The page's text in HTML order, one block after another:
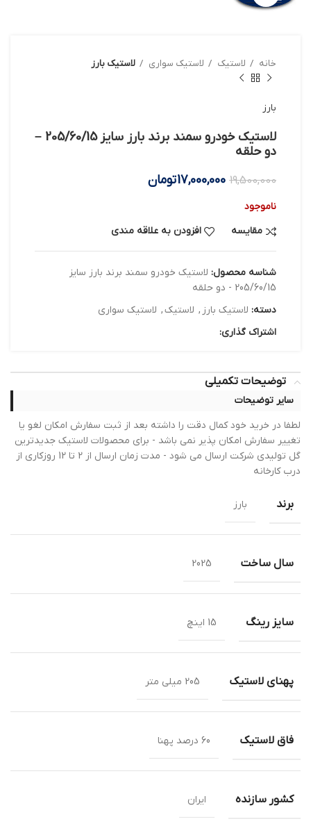
خانه لاستیک لاستیک سواری لاستیک بارز
بارز
لاستیک خودرو سمند برند بارز سایز 205/60/15 –
دو حلقه
19,500,000
17,000,000تومان
ناموجود
مقایسه
افزودن به علاقه مندی
شناسه محصول: لاستیک خودرو سمند برند بارز سایز
205/60/15 - دو حلقه
دسته: لاستیک بارز , لاستیک, لاستیک سواری
اشتراک گذاری:
توضیحات تکمیلی
سایر توضیحات
لطفا در خرید خود کمال دقت را داشته بعد از ثبت سفارش امکان لغو یا
تغییر سفارش امکان پذیر نمی باشد - برای محصولات لاستیک جدیدترین
گل تولیدی شرکت ارسال می شود - مدت زمان ارسال از 2 تا 12 روزکاری از
درب کارخانه
برند بارز
سال ساخت 2025
سایز رینگ 15 اینچ
پهنای لاستیک 205 میلی متر
فاق لاستیک 60 درصد پهنا
کشور سازنده ایران